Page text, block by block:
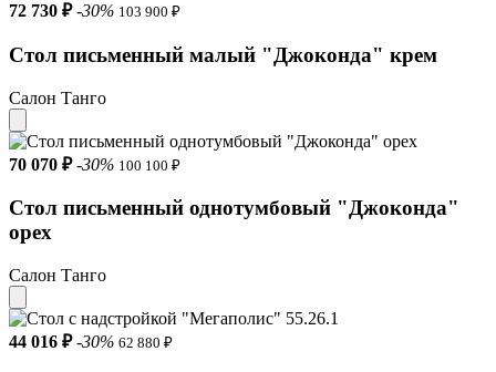
72 730 ₽ -30% 103 900 ₽
Стол письменный малый "Джоконда" крем
Салон Танго
70 070 ₽ -30% 100 100 ₽
Стол письменный однотумбовый "Джоконда"
орех
Салон Танго
44 016 ₽ -30% 62 880 ₽